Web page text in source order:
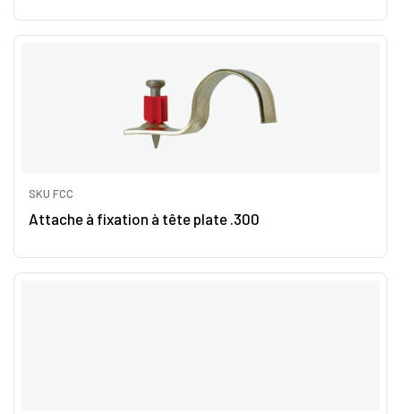
SKU FCC
Attache à fixation à tête plate .300